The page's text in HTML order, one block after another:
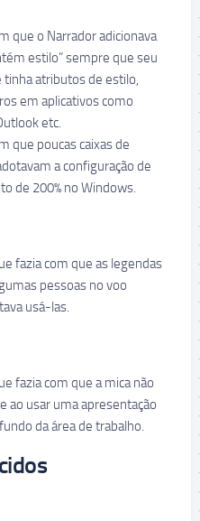
que o Narrador adicionava
estilo” sempre que seu
atributos de estilo,
em aplicativos como
etc.
que poucas caixas de
a configuração de
de 200% no Windows.
fazia com que as legendas
pessoas no voo
usá-las.
fazia com que a mica não
ao usar uma apresentação
da área de trabalho.